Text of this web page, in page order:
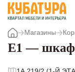
Магазины
Е1 —